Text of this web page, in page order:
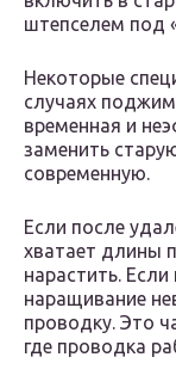
штепселем под
Некоторые
случаях
временная и
заменить
современную.
Если после
хватает длины
нарастить.
наращивание
проводку. Это
где проводка